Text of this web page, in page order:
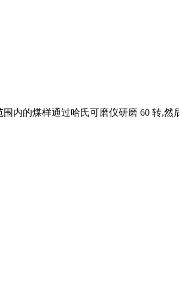
内的煤样通过哈氏可磨仪研磨 60 转,然